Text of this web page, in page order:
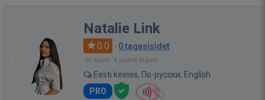
Natalie Link
0.0 · 0 tagasisidet
Oli saidil: 6 päeva tagasi
Eesti keeles, По-русски, English
PRO